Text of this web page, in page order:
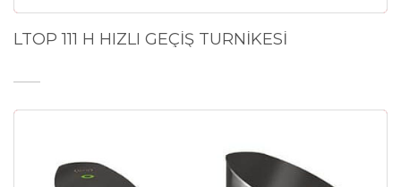
LTOP 111 H HIZLI GEÇİŞ TURNİKESİ